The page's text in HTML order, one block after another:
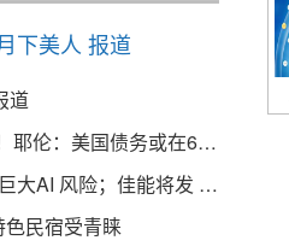
下美人 报道
道
第一共和银行被摩根大通收购！耶伦：美国债务或在6月1日触及上限
「AI 教父」从谷歌离职，警告巨大AI 风险；佳能将发 Vlog 专用相机；马云成日本东京大学教授 世界微资讯
色民宿受青睐